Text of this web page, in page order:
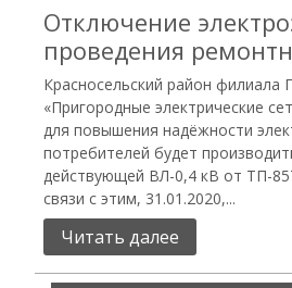
Отключение
проведения
Красносельский район филиала
«Пригородные электрические
для повышения надёжности
потребителей будет
действующей ВЛ-0,4 кВ от ТП-
связи с этим, 31.01.2020,...
Читать далее